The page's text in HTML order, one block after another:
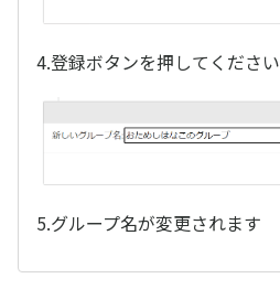
4.登録ボタンを押してください
5.グループ名が変更されます